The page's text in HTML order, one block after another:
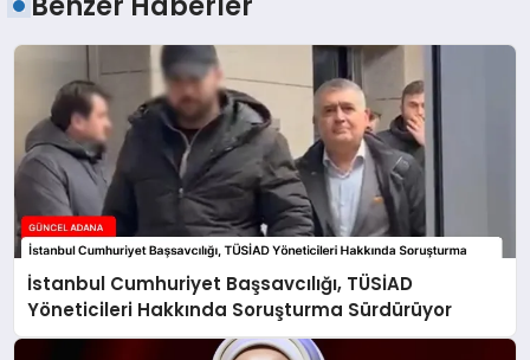
İstanbul Cumhuriyet Başsavcılığı, TÜSİAD
Yöneticileri Hakkında Soruşturma Sürdürüyor